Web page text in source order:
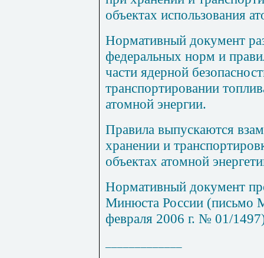
объектах использования
Нормативный документ
федеральных норм и
части ядерной
транспортировании
атомной энергии.
Правила выпускаются
хранении и
объектах атомной
Нормативный документ
Минюста России (письмо
февраля 2006 г. № 01/